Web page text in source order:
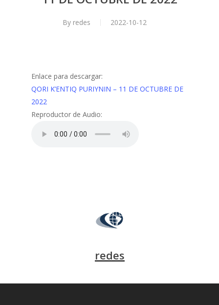
By redes 2022-10-12
Enlace para descargar:
QORI K’ENTIQ PURIYNIN – 11 DE OCTUBRE DE
2022
Reproductor de Audio:
redes